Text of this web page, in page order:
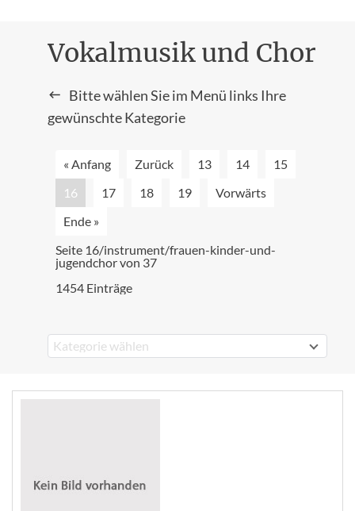
Vokalmusik und Chor
Bitte wählen Sie im Menü links Ihre
gewünschte Kategorie
« Anfang Zurück 13 14
15
16
17 18 19
Vorwärts
Ende »
Seite 16/instrument/frauen-kinder-und-
jugendchor von 37
1454 Einträge
Kategorie wählen